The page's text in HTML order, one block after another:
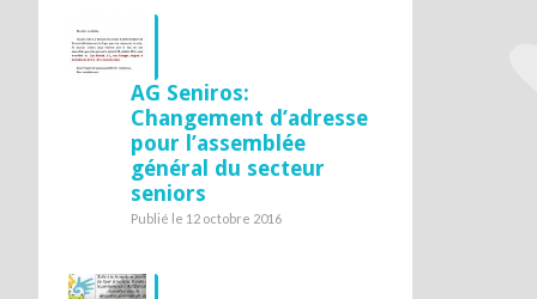
AG Seniros:
Changement d’adresse
pour l’assemblée
général du secteur
seniors
Publié le 12 octobre 2016